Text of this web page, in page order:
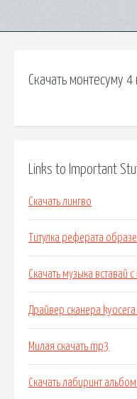
Скачать монтесуму
Links to Important
Скачать лингво
Титулка реферата
Скачать музыка вставай
Драйвер сканера
Милая скачать mp3
Скачать лабиринт